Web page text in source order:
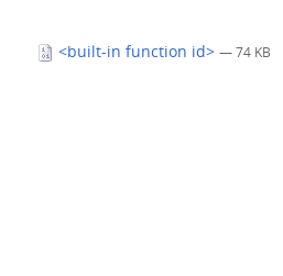
<built-in function id>— 74 KB